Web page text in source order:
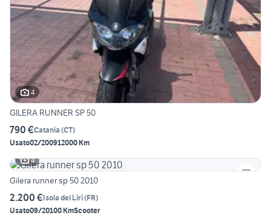
4
GILERA RUNNER SP 50
790 €Catania (CT)
Usato02/200912000 Km
4
Gilera runner sp 50 2010
2.200 €Isola del Liri(FR)
Usato09/20100 KmScooter